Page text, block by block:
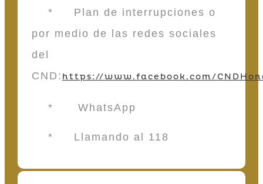
* Plan de interrupciones o
por medio de las redes sociales
del
CND: https://www.facebook.com/
* WhatsApp
* Llamando al 118